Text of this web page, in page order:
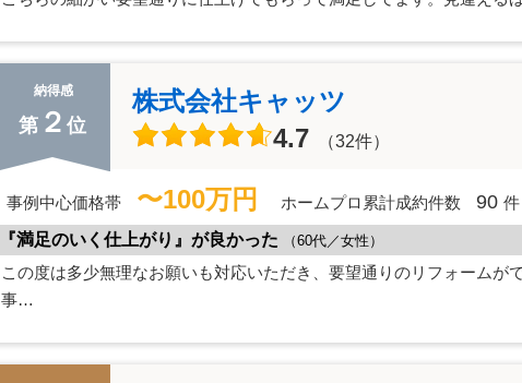
納得感
第 ２ 位
株式会社キャッツ
4.7
（32件）
事例中心価格帯 〜100万円 ホームプロ累計成約件数 90
『満足のいく仕上がり』が良かった
（60代／女性）
この度は多少無理なお願いも対応いただき、要望通りのリフォーム
事…